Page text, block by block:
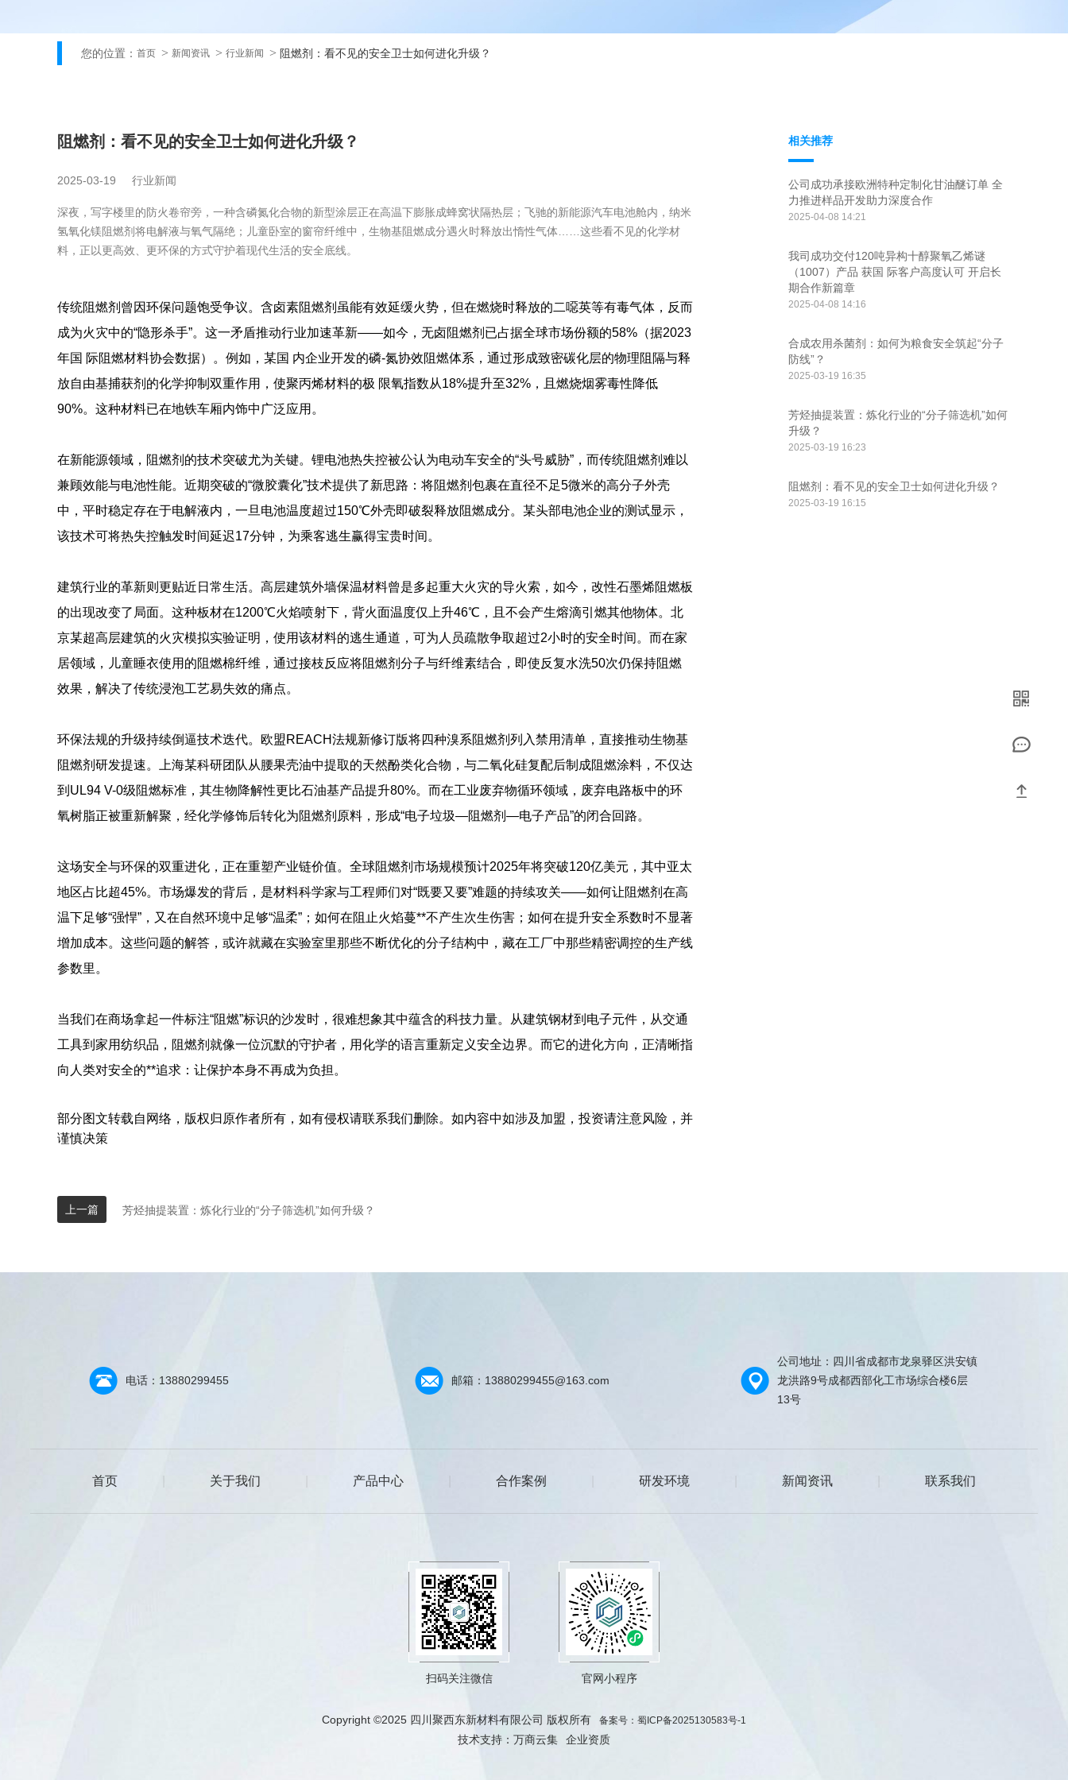
您的位置： 首页 新闻资讯 行业新闻 阻燃剂：看不见的安全卫士如何进化升级？‌
阻燃剂：看不见的安全卫士如何进化升级？‌
2025-03-19 行业新闻
深夜，写字楼里的防火卷帘旁，一种含磷氮化合物的新型涂层正在高温下膨胀成蜂窝状隔热层；飞驰的新能源汽车电池舱内，纳米
氢氧化镁阻燃剂将电解液与氧气隔绝；儿童卧室的窗帘纤维中，生物基阻燃成分遇火时释放出惰性气体……这些看不见的化学材
料，正以更高效、更环保的方式守护着现代生活的安全底线。
传统阻燃剂曾因环保问题饱受争议。含卤素阻燃剂虽能有效延缓火势，但在燃烧时释放的二噁英等有毒气体，反而
成为火灾中的“隐形杀手”。这一矛盾推动行业加速革新——如今，无卤阻燃剂已占据全球市场份额的58%（据2023
年国 际阻燃材料协会数据）。例如，某国 内企业开发的磷-氮协效阻燃体系，通过形成致密碳化层的物理阻隔与释
放自由基捕获剂的化学抑制双重作用，使聚丙烯材料的极 限氧指数从18%提升至32%，且燃烧烟雾毒性降低
90%。这种材料已在地铁车厢内饰中广泛应用。
在新能源领域，阻燃剂的技术突破尤为关键。锂电池热失控被公认为电动车安全的“头号威胁”，而传统阻燃剂难以
兼顾效能与电池性能。近期突破的“微胶囊化”技术提供了新思路：将阻燃剂包裹在直径不足5微米的高分子外壳
中，平时稳定存在于电解液内，一旦电池温度超过150℃外壳即破裂释放阻燃成分。某头部电池企业的测试显示，
该技术可将热失控触发时间延迟17分钟，为乘客逃生赢得宝贵时间。
建筑行业的革新则更贴近日常生活。高层建筑外墙保温材料曾是多起重大火灾的导火索，如今，改性石墨烯阻燃板
的出现改变了局面。这种板材在1200℃火焰喷射下，背火面温度仅上升46℃，且不会产生熔滴引燃其他物体。北
京某超高层建筑的火灾模拟实验证明，使用该材料的逃生通道，可为人员疏散争取超过2小时的安全时间。而在家
居领域，儿童睡衣使用的阻燃棉纤维，通过接枝反应将阻燃剂分子与纤维素结合，即使反复水洗50次仍保持阻燃
效果，解决了传统浸泡工艺易失效的痛点。
环保法规的升级持续倒逼技术迭代。欧盟REACH法规新修订版将四种溴系阻燃剂列入禁用清单，直接推动生物基
阻燃剂研发提速。上海某科研团队从腰果壳油中提取的天然酚类化合物，与二氧化硅复配后制成阻燃涂料，不仅达
到UL94 V-0级阻燃标准，其生物降解性更比石油基产品提升80%。而在工业废弃物循环领域，废弃电路板中的环
氧树脂正被重新解聚，经化学修饰后转化为阻燃剂原料，形成“电子垃圾—阻燃剂—电子产品”的闭合回路。
这场安全与环保的双重进化，正在重塑产业链价值。全球阻燃剂市场规模预计2025年将突破120亿美元，其中亚太
地区占比超45%。市场爆发的背后，是材料科学家与工程师们对“既要又要”难题的持续攻关——如何让阻燃剂在高
温下足够“强悍”，又在自然环境中足够“温柔”；如何在阻止火焰蔓**不产生次生伤害；如何在提升安全系数时不显著
增加成本。这些问题的解答，或许就藏在实验室里那些不断优化的分子结构中，藏在工厂中那些精密调控的生产线
参数里。
当我们在商场拿起一件标注“阻燃”标识的沙发时，很难想象其中蕴含的科技力量。从建筑钢材到电子元件，从交通
工具到家用纺织品，阻燃剂就像一位沉默的守护者，用化学的语言重新定义安全边界。而它的进化方向，正清晰指
向人类对安全的**追求：让保护本身不再成为负担。
部分图文转载自网络，版权归原作者所有，如有侵权请联系我们删除。如内容中如涉及加盟，投资请注意风险，并
谨慎决策
上一篇 芳烃抽提装置：炼化行业的“分子筛选机”如何升级？‌
相关推荐
公司成功承接欧洲特种定制化甘油醚订单 全
力推进样品开发助力深度合作
2025-04-08 14:21
我司成功交付120吨异构十醇聚氧乙烯谜
（1007）产品 获国 际客户高度认可 开启长
期合作新篇章
2025-04-08 14:16
合成农用杀菌剂：如何为粮食安全筑起“分子
防线”？‌
2025-03-19 16:35
芳烃抽提装置：炼化行业的“分子筛选机”如何
升级？‌
2025-03-19 16:23
阻燃剂：看不见的安全卫士如何进化升级？‌
2025-03-19 16:15
电话：13880299455 邮箱：13880299455@163.com
公司地址：四川省成都市龙泉驿区洪安镇
龙洪路9号成都西部化工市场综合楼6层
13号
首页 关于我们 产品中心 合作案例 研发环境 新闻资讯 联系我们
扫码关注微信 官网小程序
Copyright ©2025 四川聚西东新材料有限公司 版权所有 备案号：蜀ICP备2025130583号-1
技术支持： 万商云集 企业资质